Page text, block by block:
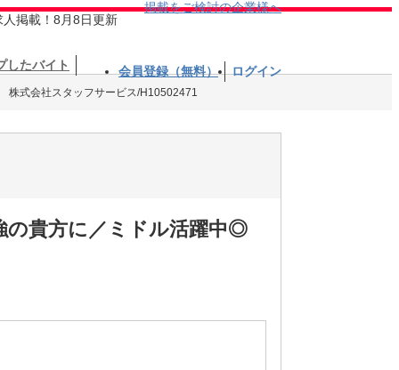
人掲載！8月8日更新
掲載をご検討の企業様へ
したバイト 会員登録（無料） ログイン
株式会社スタッフサービス/H10502471
の貴方に／ミドル活躍中◎